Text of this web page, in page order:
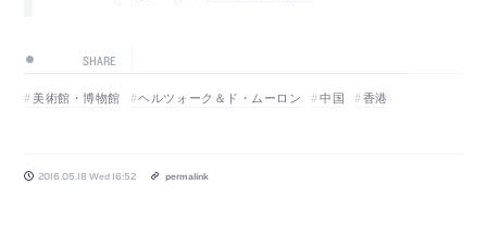
SHARE
美術館・博物館 ヘルツォーク＆ド・ムーロン 中国 香港
2016.05.18 Wed 16:52 permalink